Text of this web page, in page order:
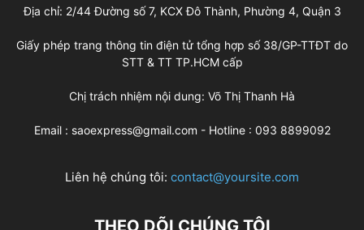
Địa chỉ: 2/44 Đường số 7, KCX Đô Thành, Phường 4, Quận 3
Giấy phép trang thông tin điện tử tổng hợp số 38/GP-TTĐT do
STT & TT TP.HCM cấp
Chị trách nhiệm nội dung: Võ Thị Thanh Hà
Email : saoexpress@gmail.com - Hotline : 093 8899092
Liên hệ chúng tôi: contact@yoursite.com
THEO DÕI CHÚNG TÔI